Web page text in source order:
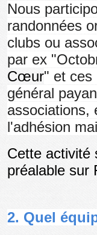
Nous
randonnées
clubs ou
par ex
Cœur" et ces
général
associations,
l'adhésion
Cette activité
préalable sur
2. Quel